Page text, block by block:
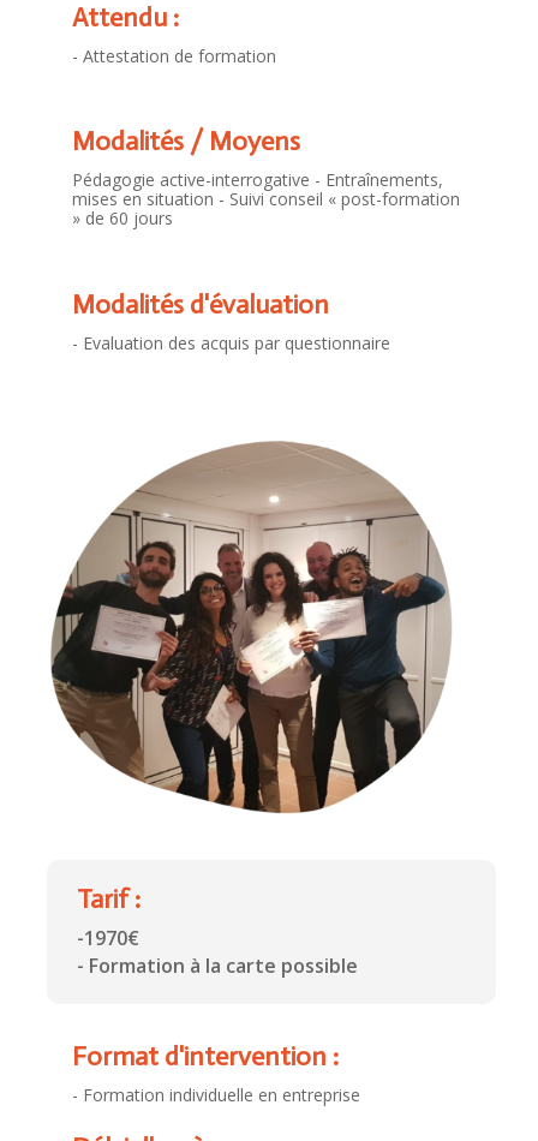
Attendu :
- Attestation de formation
Modalités / Moyens
Pédagogie active-interrogative - Entraînements,
mises en situation - Suivi conseil « post-formation
» de 60 jours
Modalités d'évaluation
- Evaluation des acquis par questionnaire
Tarif :
-1970€
- Formation à la carte possible
Format d'intervention :
- Formation individuelle en entreprise